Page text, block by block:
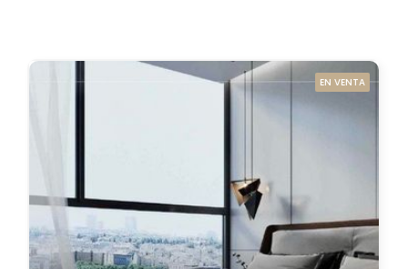
EN VENTA